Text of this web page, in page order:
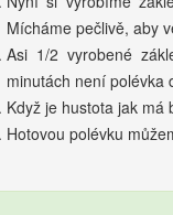
Mícháme pečlivě, aby
Asi 1/2 vyrobené
minutách není polévka
Když je hustota jak
Hotovou polévku